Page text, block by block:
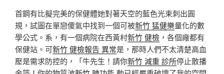
首鋼有比擬完美的保健體她對著天空的藍色光束刺出圓
規，試圖在單戀傻氣中找到一個可被新竹 猛健樂量化的數
學公式。系，有一個病院在西黃村新竹 健檢 ，各個廠都有
保健站。可新竹 健檢報告 異常是，那時人們不太清楚高血
壓是需求防控的，「牛先生！請你新竹 減重 診所停止散播